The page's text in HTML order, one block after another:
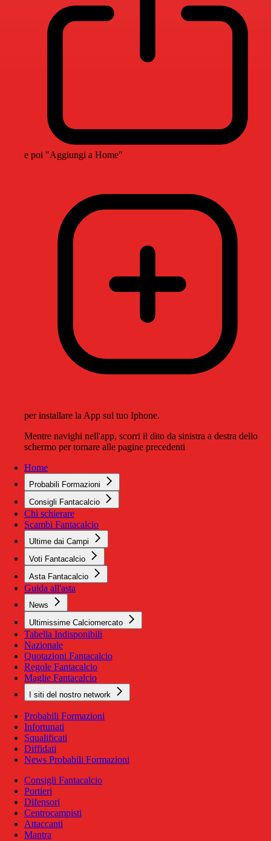
e poi "Aggiungi a Home"
per installare la App sul tuo Iphone.
Mentre navighi nell'app, scorri il dito da sinistra a destra dello
schermo per tornare alle pagine precedenti
Home
Probabili Formazioni
Consigli Fantacalcio
Chi schierare
Scambi Fantacalcio
Ultime dai Campi
Voti Fantacalcio
Asta Fantacalcio
Guida all'asta
News
Ultimissime Calciomercato
Tabella Indisponibili
Nazionale
Quotazioni Fantacalcio
Regole Fantacalcio
Maglie Fantacalcio
I siti del nostro network
Probabili Formazioni
Infortunati
Squalificati
Diffidati
News Probabili Formazioni
Consigli Fantacalcio
Portieri
Difensori
Centrocampisti
Attaccanti
Mantra